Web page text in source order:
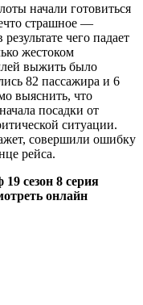
начали готовиться
страшное —
чего падает
жестоком
выжить было
82 пассажира и 6
выяснить, что
посадки от
ситуации.
совершили ошибку
рейса.
сезон 8 серия
онлайн